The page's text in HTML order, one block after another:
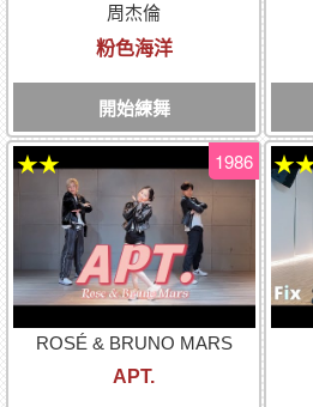
周杰倫
粉色海洋
開始練舞
ROSÉ & BRUNO MARS
APT.
1986
★★